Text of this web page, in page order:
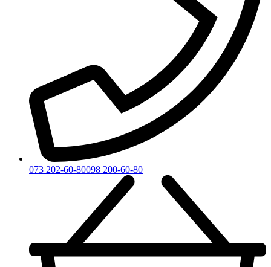
073 202-60-80098 200-60-80